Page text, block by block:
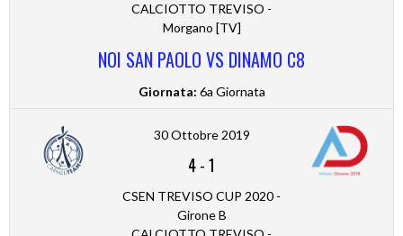
CALCIOTTO TREVISO -
Morgano [TV]
NOI SAN PAOLO VS DINAMO C8
Giornata: 6a Giornata
30 Ottobre 2019
4-1
CSEN TREVISO CUP 2020 -
Girone B